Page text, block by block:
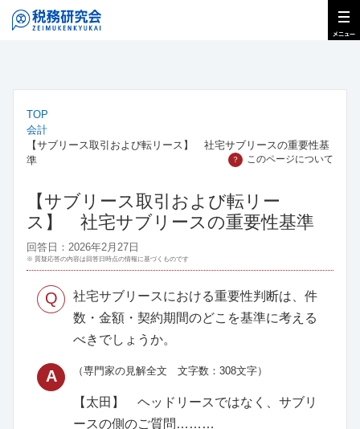
TOP
会計
【サブリース取引および転リース】 社宅サブリースの重要性基
準
？ このページについて
【サブリース取引および転リー
ス】 社宅サブリースの重要性基準
回答日：2026年2月27日
※ 質疑応答の内容は回答日時点の情報に基づくものです
Q
社宅サブリースにおける重要性判断は、件
数・金額・契約期間のどこを基準に考える
べきでしょうか。
A （専門家の見解全文 文字数：308文字）
【太田】 ヘッドリースではなく、サブリ
ースの側のご質問………